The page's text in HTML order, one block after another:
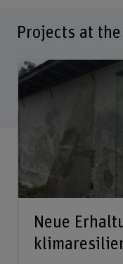
Projects at the
Neue